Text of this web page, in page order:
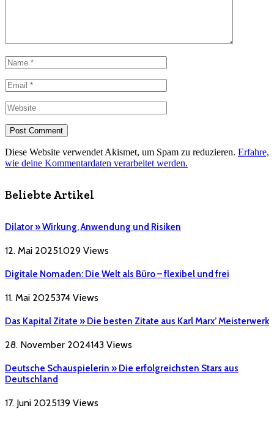
Diese Website verwendet Akismet, um Spam zu reduzieren. Erfahre,
wie deine Kommentardaten verarbeitet werden.
Beliebte Artikel
Dilator » Wirkung, Anwendung und Risiken
12. Mai 20251.029 Views
Digitale Nomaden: Die Welt als Büro – flexibel und frei
11. Mai 2025374 Views
Das Kapital Zitate » Die besten Zitate aus Karl Marx’ Meisterwerk
28. November 2024143 Views
Deutsche Schauspielerin » Die erfolgreichsten Stars aus
Deutschland
17. Juni 2025139 Views